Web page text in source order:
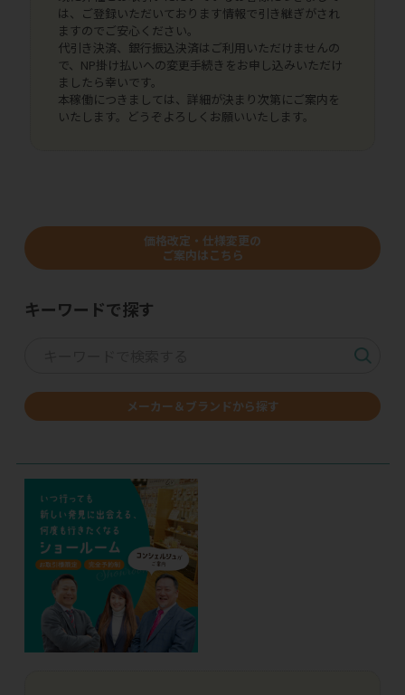
は、ご登録いただいております情報で引き継ぎがされ
ますのでご安心ください。
代引き決済、銀行振込決済はご利用いただけませんの
で、NP掛け払いへの変更手続きをお申し込みいただけ
ましたら幸いです。
本稼働につきましては、詳細が決まり次第にご案内を
いたします。どうぞよろしくお願いいたします。
価格改定・仕様変更の
ご案内はこちら
キーワードで探す
メーカー＆ブランドから探す